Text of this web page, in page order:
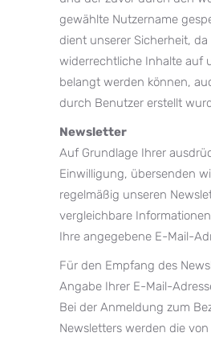
gewählte Nutzername
dient unserer Sicherheit,
widerrechtliche Inhalte auf
belangt werden können,
durch Benutzer erstellt
Newsletter
Auf Grundlage Ihrer
Einwilligung, übersenden
regelmäßig unseren
vergleichbare
Ihre angegebene E-Mail-
Für den Empfang des
Angabe Ihrer E-Mail-
Bei der Anmeldung zum
Newsletters werden die